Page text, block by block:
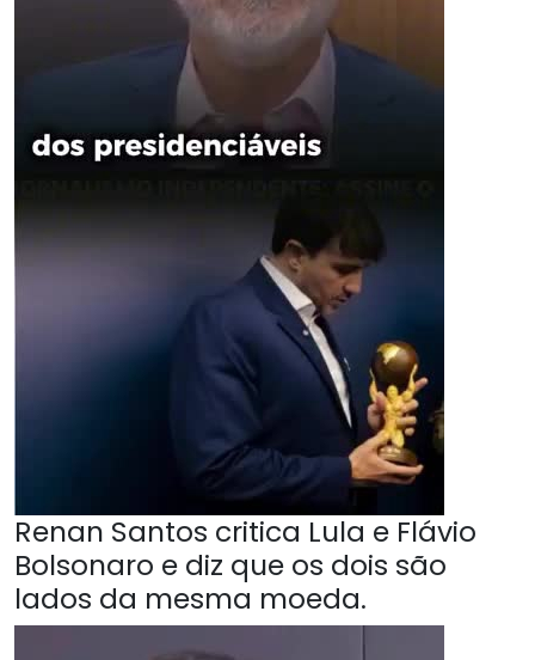
Renan Santos critica Lula e Flávio
Bolsonaro e diz que os dois são
lados da mesma moeda.